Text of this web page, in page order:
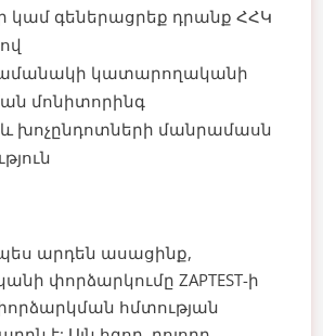
կամ գեներացրեք դրանք ՀՀԿ
կատարողականի
մոնիտորինգ
խոչընդոտների մանրամասն
արդեն ասացինք,
փորձարկումը ZAPTEST-ի
հմտության